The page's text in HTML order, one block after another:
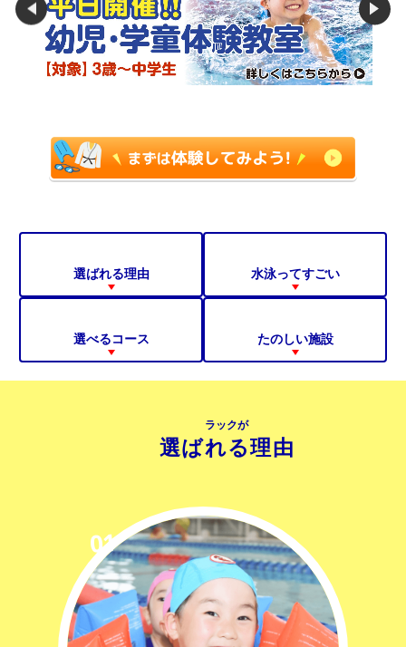
選ばれる理由 水泳ってすごい
選べるコース たのしい施設
ラックが
選ばれる理由
077-518-1010
会社概要
施設ルール・マナー（PDF）
採用情報
保育園・幼稚園の運営者様へ